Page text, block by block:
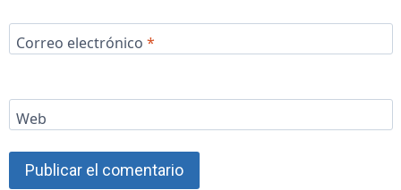
Correo electrónico *
Web